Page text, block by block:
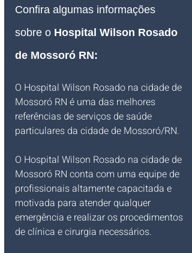
Confira algumas informações
sobre o Hospital Wilson Rosado
de Mossoró RN:
O Hospital Wilson Rosado na cidade de
Mossoró RN é uma das melhores
referências de serviços de saúde
particulares da cidade de Mossoró/RN.
O Hospital Wilson Rosado na cidade de
Mossoró RN conta com uma equipe de
profissionais altamente capacitada e
motivada para atender qualquer
emergência e realizar os procedimentos
de clínica e cirurgia necessários.